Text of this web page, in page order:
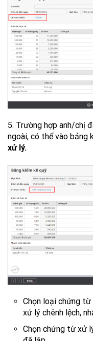
5. Trường hợp anh/chị
ngoài, có thể vào bảng
xử lý.
Chọn loại chứng
xử lý chênh lệch,
Chọn chứng từ xử